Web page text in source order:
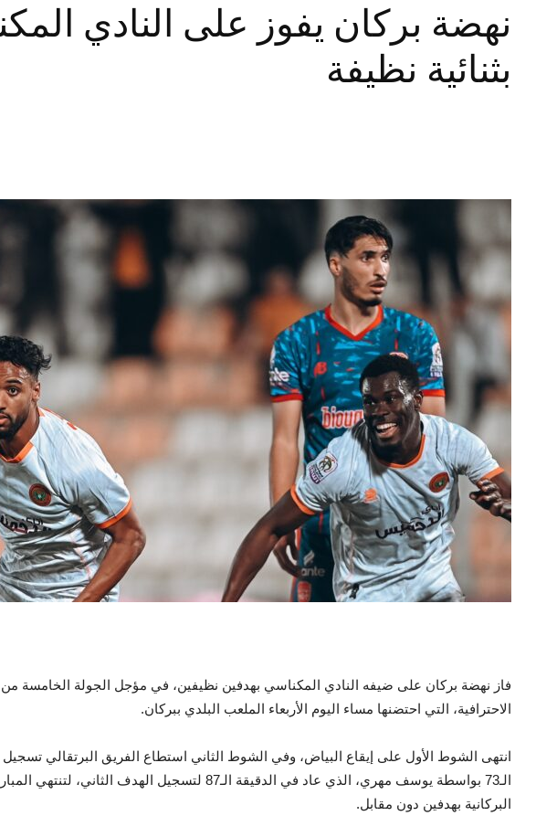
نهضة بركان يفوز على النادي
بثنائية نظيفة
فاز نهضة بركان على ضيفه النادي المكناسي بهدفين نظيفين، في مؤجل الجولة الخامسة من
الاحترافية، التي احتضنها مساء اليوم الأربعاء الملعب البلدي ببركان.
انتهى الشوط الأول على إيقاع البياض، وفي الشوط الثاني استطاع الفريق البرتقالي تسجيل
الـ73 بواسطة يوسف مهري، الذي عاد في الدقيقة الـ87 لتسجيل الهدف
البركانية بهدفين دون مقابل.